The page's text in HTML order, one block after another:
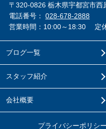
〒320-0826 栃木県宇都宮市西
電話番号： 028-678-2888
営業時間：10:00～18:30
定
ブログ一覧
スタッフ紹介
会社概要
プライバシーポリシー